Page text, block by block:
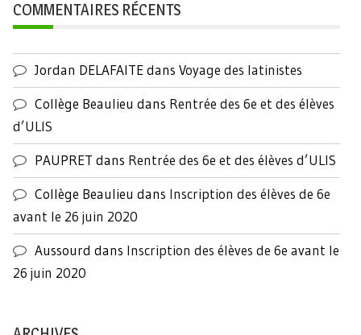
COMMENTAIRES RÉCENTS
Jordan DELAFAITEdans Voyage des latinistes
Collège Beaulieu dans Rentrée des 6e et des élèves
d’ULIS
PAUPRET dans Rentrée des 6e et des élèves d’ULIS
Collège Beaulieu dans Inscription des élèves de 6e
avant le 26 juin 2020
Aussourd dans Inscription des élèves de 6e avant le
26 juin 2020